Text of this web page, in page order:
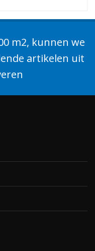
m2, kunnen we
artikelen uit